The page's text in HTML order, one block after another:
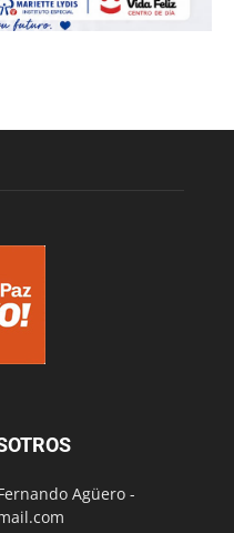
Agüero -